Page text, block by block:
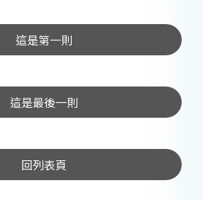
這是第一則
這是最後一則
回列表頁